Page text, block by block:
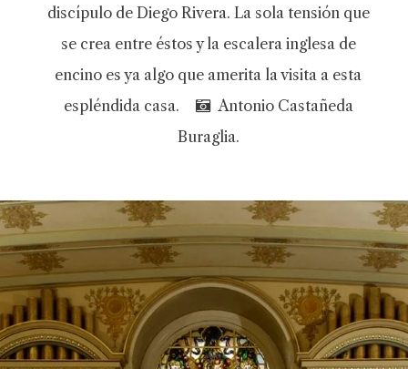
discípulo de Diego Rivera. La sola tensión que
se crea entre éstos y la escalera inglesa de
encino es ya algo que amerita la visita a esta
espléndida casa.
Antonio Castañeda
Buraglia.